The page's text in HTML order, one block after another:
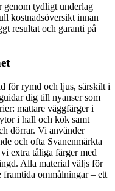
genom tydligt underlag
kostnadsöversikt innan
resultat och garanti på
för rymd och ljus, särskilt i
dig till nyanser som
mattare väggfärger i
i hall och kök samt
dörrar. Vi använder
och ofta Svanenmärkta
extra tåliga färger med
Alla material väljs för
ommålningar – ett